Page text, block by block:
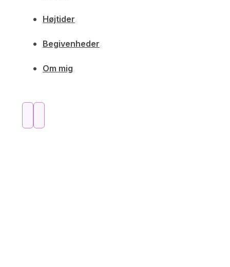
Højtider
Begivenheder
Om mig